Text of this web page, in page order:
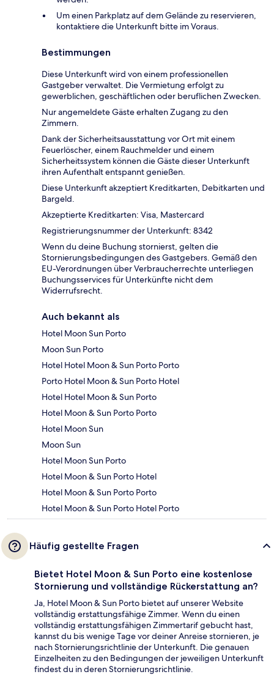
Um einen Parkplatz auf dem Gelände zu reservieren,
kontaktiere die Unterkunft bitte im Voraus.
Bestimmungen
Diese Unterkunft wird von einem professionellen
Gastgeber verwaltet. Die Vermietung erfolgt zu
gewerblichen, geschäftlichen oder beruflichen Zwecken.
Nur angemeldete Gäste erhalten Zugang zu den
Zimmern.
Dank der Sicherheitsausstattung vor Ort mit einem
Feuerlöscher, einem Rauchmelder und einem
Sicherheitssystem können die Gäste dieser Unterkunft
ihren Aufenthalt entspannt genießen.
Diese Unterkunft akzeptiert Kreditkarten, Debitkarten und
Bargeld.
Akzeptierte Kreditkarten: Visa, Mastercard
Registrierungsnummer der Unterkunft: 8342
Wenn du deine Buchung stornierst, gelten die
Stornierungsbedingungen des Gastgebers. Gemäß den
EU-Verordnungen über Verbraucherrechte unterliegen
Buchungsservices für Unterkünfte nicht dem
Widerrufsrecht.
Auch bekannt als
Hotel Moon Sun Porto
Moon Sun Porto
Hotel Hotel Moon & Sun Porto Porto
Porto Hotel Moon & Sun Porto Hotel
Hotel Hotel Moon & Sun Porto
Hotel Moon & Sun Porto Porto
Hotel Moon Sun
Moon Sun
Hotel Moon Sun Porto
Hotel Moon & Sun Porto Hotel
Hotel Moon & Sun Porto Porto
Hotel Moon & Sun Porto Hotel Porto
Häufig gestellte Fragen
Bietet Hotel Moon & Sun Porto eine kostenlose
Stornierung und vollständige Rückerstattung an?
Ja, Hotel Moon & Sun Porto bietet auf unserer Website
vollständig erstattungsfähige Zimmer. Wenn du einen
vollständig erstattungsfähigen Zimmertarif gebucht hast,
kannst du bis wenige Tage vor deiner Anreise stornieren, je
nach Stornierungsrichtlinie der Unterkunft. Die genauen
Einzelheiten zu den Bedingungen der jeweiligen Unterkunft
findest du in deren Stornierungsrichtlinie.